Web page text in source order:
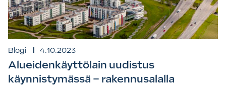
Blogi 4.10.2023
Alueidenkäyttölain uudistus
käynnistymässä – rakennusalalla